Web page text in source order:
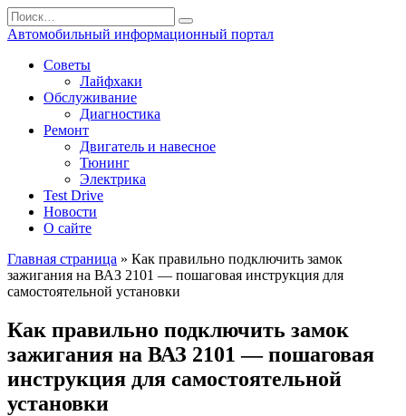
Перейти
к
Search
for:
Автомобильный информационный портал
Советы
Лайфхаки
Обслуживание
Диагностика
Ремонт
Двигатель и навесное
Тюнинг
Электрика
Test Drive
Новости
О сайте
Главная страница » Как правильно подключить замок
зажигания на ВАЗ 2101 — пошаговая инструкция для
самостоятельной установки
Как правильно подключить замок
зажигания на ВАЗ 2101 — пошаговая
инструкция для самостоятельной
установки